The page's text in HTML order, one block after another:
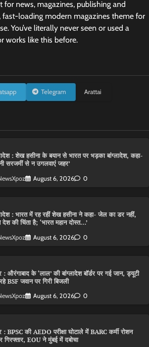
for news, magazines, publishing and
fast-loading modern magazines theme for
You’ve literally never seen or used a
works like this before.
Telegram Arattai
: शेख हसीना के बयान से भारत पर भड़का बांग्लादेश, कहा-
सरजमीं से न उगलवाएं जहर’
August 6, 2026 0
: भारत में रह रहीं शेख हसीना ने कहा- जेल का डर नहीं,
की चिंता है; ‘भारत महान दोस्त…’
August 6, 2026 0
: औरंगाबाद के ‘लाल’ की बांग्लादेश बॉर्डर पर गई जान, ड्यूटी
BSF जवान पर गिरी बिजली
August 6, 2026 0
: BPSC की AEDO परीक्षा घोटाले में BARC कर्मी रोशन
गिरफ्तार, EOU ने मुंबई में दबोचा